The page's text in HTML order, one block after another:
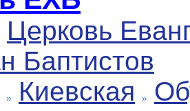
Церковь
Баптистов
Киевская